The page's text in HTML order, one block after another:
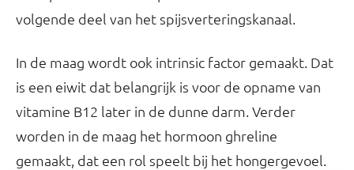
volgende deel van het spijsverteringskanaal.
In de maag wordt ook intrinsic factor gemaakt. Dat
is een eiwit dat belangrijk is voor de opname van
vitamine B12 later in de dunne darm. Verder
worden in de maag het hormoon ghreline
gemaakt, dat een rol speelt bij het hongergevoel.